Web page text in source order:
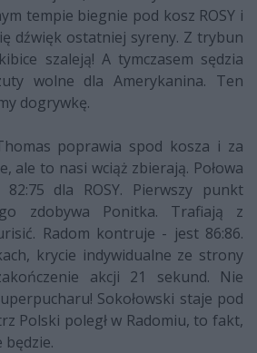
tempie biegnie pod kosz ROSY i
dźwięk ostatniej syreny. Z trybun
szaleją! A tymczasem sędzia
wolne dla Amerykanina. Ten
dogrywkę.
poprawia spod kosza i za
ale to nasi wciąż zbierają. Połowa
dla ROSY. Pierwszy punkt
zdobywa Ponitka. Trafiają z
Radom kontruje - jest 86:86.
krycie indywidualne ze strony
akcji 21 sekund. Nie
Sokołowski staje pod
Polski poległ w Radomiu, to fakt,